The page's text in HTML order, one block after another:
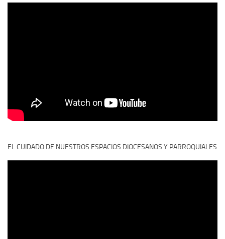
EL CUIDADO DE NUESTROS ESPACIOS DIOCESANOS Y PARROQUIALES